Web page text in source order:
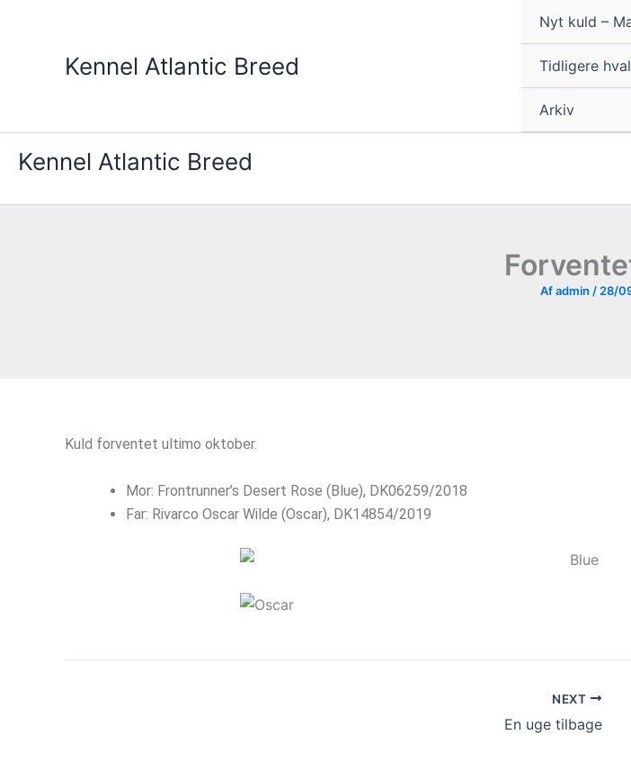
Kennel Atlantic Breed
Nyt kuld –
Tidligere
Arkiv
Kennel Atlantic Breed
Afadmin / 28/
Kuld forventet ultimo oktober.
Mor: Frontrunner’s Desert Rose (Blue), DK06259/2018
Far: Rivarco Oscar Wilde (Oscar), DK14854/2019
NEXT
En uge tilbage